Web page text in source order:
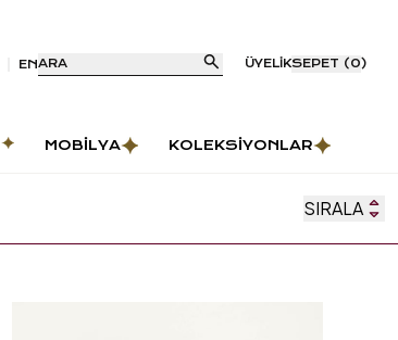
ENARA ÜYELIKSEPET (0)
MOBILYA KOLEKSIYONLAR
SIRALA